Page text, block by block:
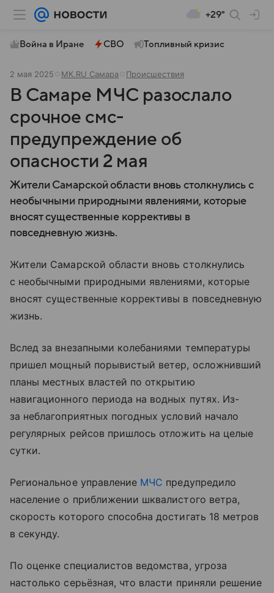
+29°
Война в Иране СВО Топливный кризис
2 мая 2025 МК.RU Самара Происшествия
В Самаре МЧС разослало
срочное смс-
предупреждение об
опасности 2 мая
Жители Самарской области вновь столкнулись с
необычными природными явлениями, которые
вносят существенные коррективы в
повседневную жизнь.
Жители Самарской области вновь столкнулись
с необычными природными явлениями, которые
вносят существенные коррективы в повседневную
жизнь.
Вслед за внезапными колебаниями температуры
пришел мощный порывистый ветер, осложнивший
планы местных властей по открытию
навигационного периода на водных путях. Из-
за неблагоприятных погодных условий начало
регулярных рейсов пришлось отложить на целые
сутки.
Региональное управление МЧС предупредило
население о приближении шквалистого ветра,
скорость которого способна достигать 18 метров
в секунду.
По оценке специалистов ведомства, угроза
настолько серьёзная, что власти приняли решение